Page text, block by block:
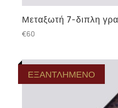
Μεταξωτή 7-διπλη
€60
ΕΞΑΝΤΛΗΜΕΝΟ